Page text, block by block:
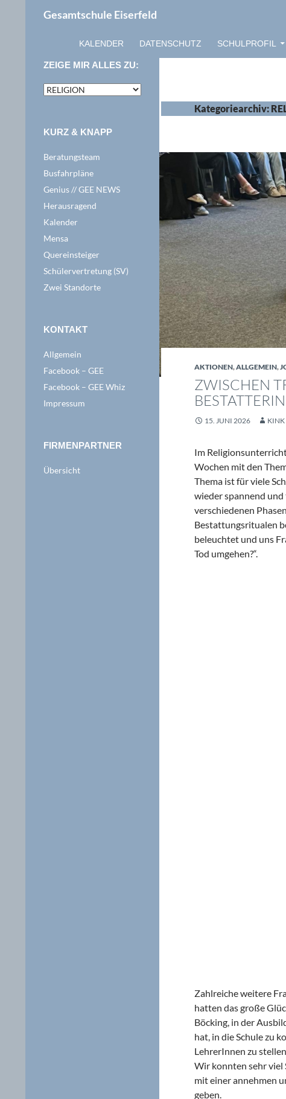
Gesamtschule Eiserfeld
KALENDER DATENSCHUTZ SCHULPROFIL
Kategoriearchiv:
AKTIONEN,ALLGEMEIN,
ZWISCHEN
15. JUNI 2026 KINK
Im
Wochen mit den
Thema ist für viele
wieder spannend
verschiedenen
Bestattungsritualen
beleuchtet und uns
Tod umgehen?“.
Zahlreiche weitere
hatten das große
Böcking, in der
hat, in die Schule zu
LehrerInnen zu
Wir konnten sehr viel
mit einer annehmen
geben.
ZEIGE MIR ALLES ZU:
zeige
zu:
KURZ & KNAPP
Beratungsteam
Busfahrpläne
Genius // GEE NEWS
Herausragend
Kalender
Mensa
Quereinsteiger
Schülervertretung (SV)
Zwei Standorte
KONTAKT
Allgemein
Facebook – GEE
Facebook – GEE Whiz
Impressum
FIRMENPARTNER
Übersicht